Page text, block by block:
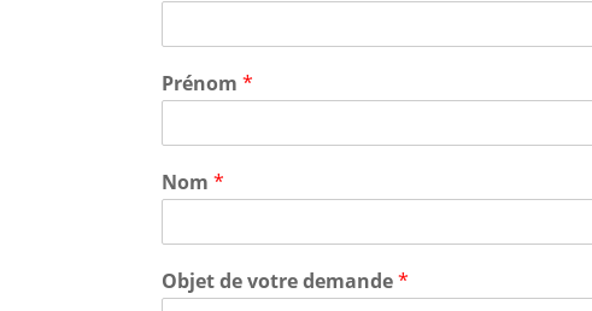
Prénom*
Nom*
Objet de votre demande*